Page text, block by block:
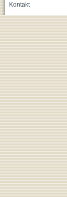
Kontakt